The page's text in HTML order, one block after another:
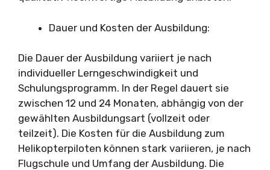
Dauer und Kosten der Ausbildung:
Die Dauer der Ausbildung variiert je nach
individueller Lerngeschwindigkeit und
Schulungsprogramm. In der Regel dauert sie
zwischen 12 und 24 Monaten, abhängig von der
gewählten Ausbildungsart (vollzeit oder
teilzeit). Die Kosten für die Ausbildung zum
Helikopterpiloten können stark variieren, je nach
Flugschule und Umfang der Ausbildung. Die